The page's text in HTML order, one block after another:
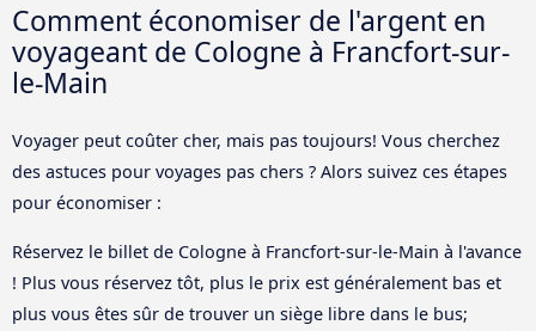
Comment économiser de l'argent en
voyageant de Cologne à Francfort-sur-
le-Main
Voyager peut coûter cher, mais pas toujours! Vous cherchez
des astuces pour voyages pas chers ? Alors suivez ces étapes
pour économiser :
Réservez le billet de Cologne à Francfort-sur-le-Main à l'avance
! Plus vous réservez tôt, plus le prix est généralement bas et
plus vous êtes sûr de trouver un siège libre dans le bus;